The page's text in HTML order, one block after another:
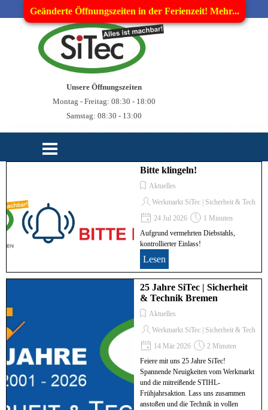
Direkt zum Seiteninhalt
Geänderte Öffnungszeiten in der Ferienzeit! Mehr...
Unsere Öffnungszeiten
Montag - Freitag: 08:30 - 18:00
Samstag: 08:30 - 13:00
Menü überspringen
Bitte klingeln!
Aktuelles
Werkmarkt SiTec | Sicherheit & Technik
24 Jul 2026
1 Minuten
Aufgrund vermehrten Diebstahls,
kontrollierter Einlass!
Lesen
25 Jahre SiTec | Sicherheit
& Technik Bremen
Aktuelles
Werkmarkt SiTec | Sicherheit & Technik
14 Mär 2026
2 Minuten
Feiere mit uns 25 Jahre SiTec!
Spannende Neuigkeiten vom Werkmarkt
und die mitreißende STIHL-
Frühjahrsaktion. Lass uns zusammen
anstoßen und die Technik in vollen